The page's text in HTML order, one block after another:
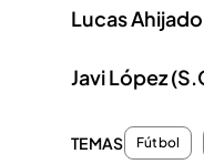
Lucas
Javi López
TEMAS Fútbol